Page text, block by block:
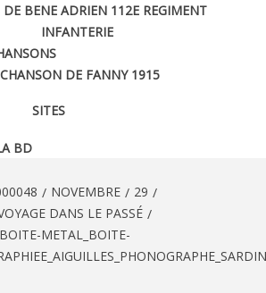
DE BENE ADRIEN 112E REGIMENT
INFANTERIE
DE FANNY 1915
BD
SITES
NOVEMBRE
29
DANS LE PASSÉ
METAL_BOITE-